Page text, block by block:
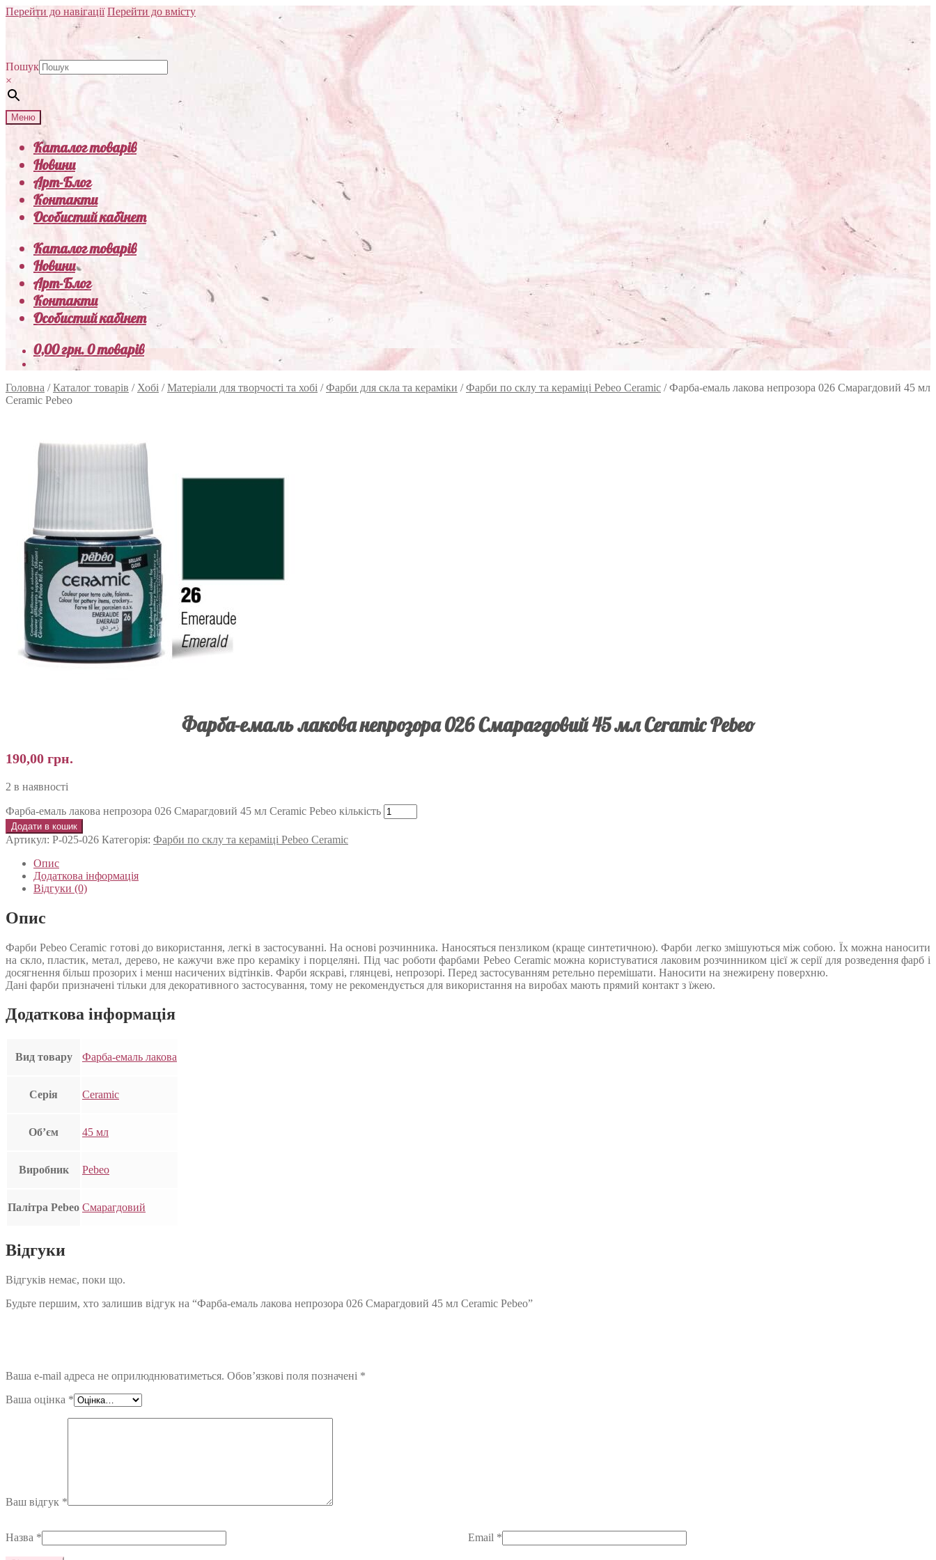
Перейти до навігації Перейти до вмісту
Пошук
×
Меню
Каталог товарів
Новини
Арт-Блог
Контакти
Особистий кабінет
Каталог товарів
Новини
Арт-Блог
Контакти
Особистий кабінет
0,00грн.0 товарів
Головна /Каталог товарів / Хобі /Матеріали для творчості та хобі /Фарби для скла та кераміки /Фарби по склу та кераміці Pebeo Ceramic /Фарба-емаль лакова непрозора 026 Смарагдовий 45 мл
Ceramic Pebeo
Фарба-емаль лакова непрозора 026 Смарагдовий 45 мл Ceramic Pebeo
190,00 грн.
2 в наявності
Фарба-емаль лакова непрозора 026 Смарагдовий 45 мл Ceramic Pebeo кількість
Додати в кошик
Артикул: P-025-026 Категорія: Фарби по склу та кераміці Pebeo Ceramic
Опис
Додаткова інформація
Відгуки (0)
Опис
Фарби Pebeo Ceramic готові до використання, легкі в застосуванні. На основі розчинника. Наносяться пензликом (краще синтетичною). Фарби легко змішуються між собою. Їх можна наносити
на скло, пластик, метал, дерево, не кажучи вже про кераміку і порцеляні. Під час роботи фарбами Pebeo Ceramic можна користуватися лаковим розчинником цієї ж серії для розведення фарб і
досягнення більш прозорих і менш насичених відтінків. Фарби яскраві, глянцеві, непрозорі. Перед застосуванням ретельно перемішати. Наносити на знежирену поверхню.
Дані фарби призначені тільки для декоративного застосування, тому не рекомендується для використання на виробах мають прямий контакт з їжею.
Додаткова інформація
Вид товару Фарба-емаль лакова
Серія Ceramic
Об’єм 45 мл
Виробник Pebeo
Палітра Pebeo Смарагдовий
Відгуки
Відгуків немає, поки що.
Будьте першим, хто залишив відгук на “Фарба-емаль лакова непрозора 026 Смарагдовий 45 мл Ceramic Pebeo”
Ваша e-mail адреса не оприлюднюватиметься. Обов’язкові поля позначені *
Ваша оцінка *
Ваш відгук *
Назва * Email *